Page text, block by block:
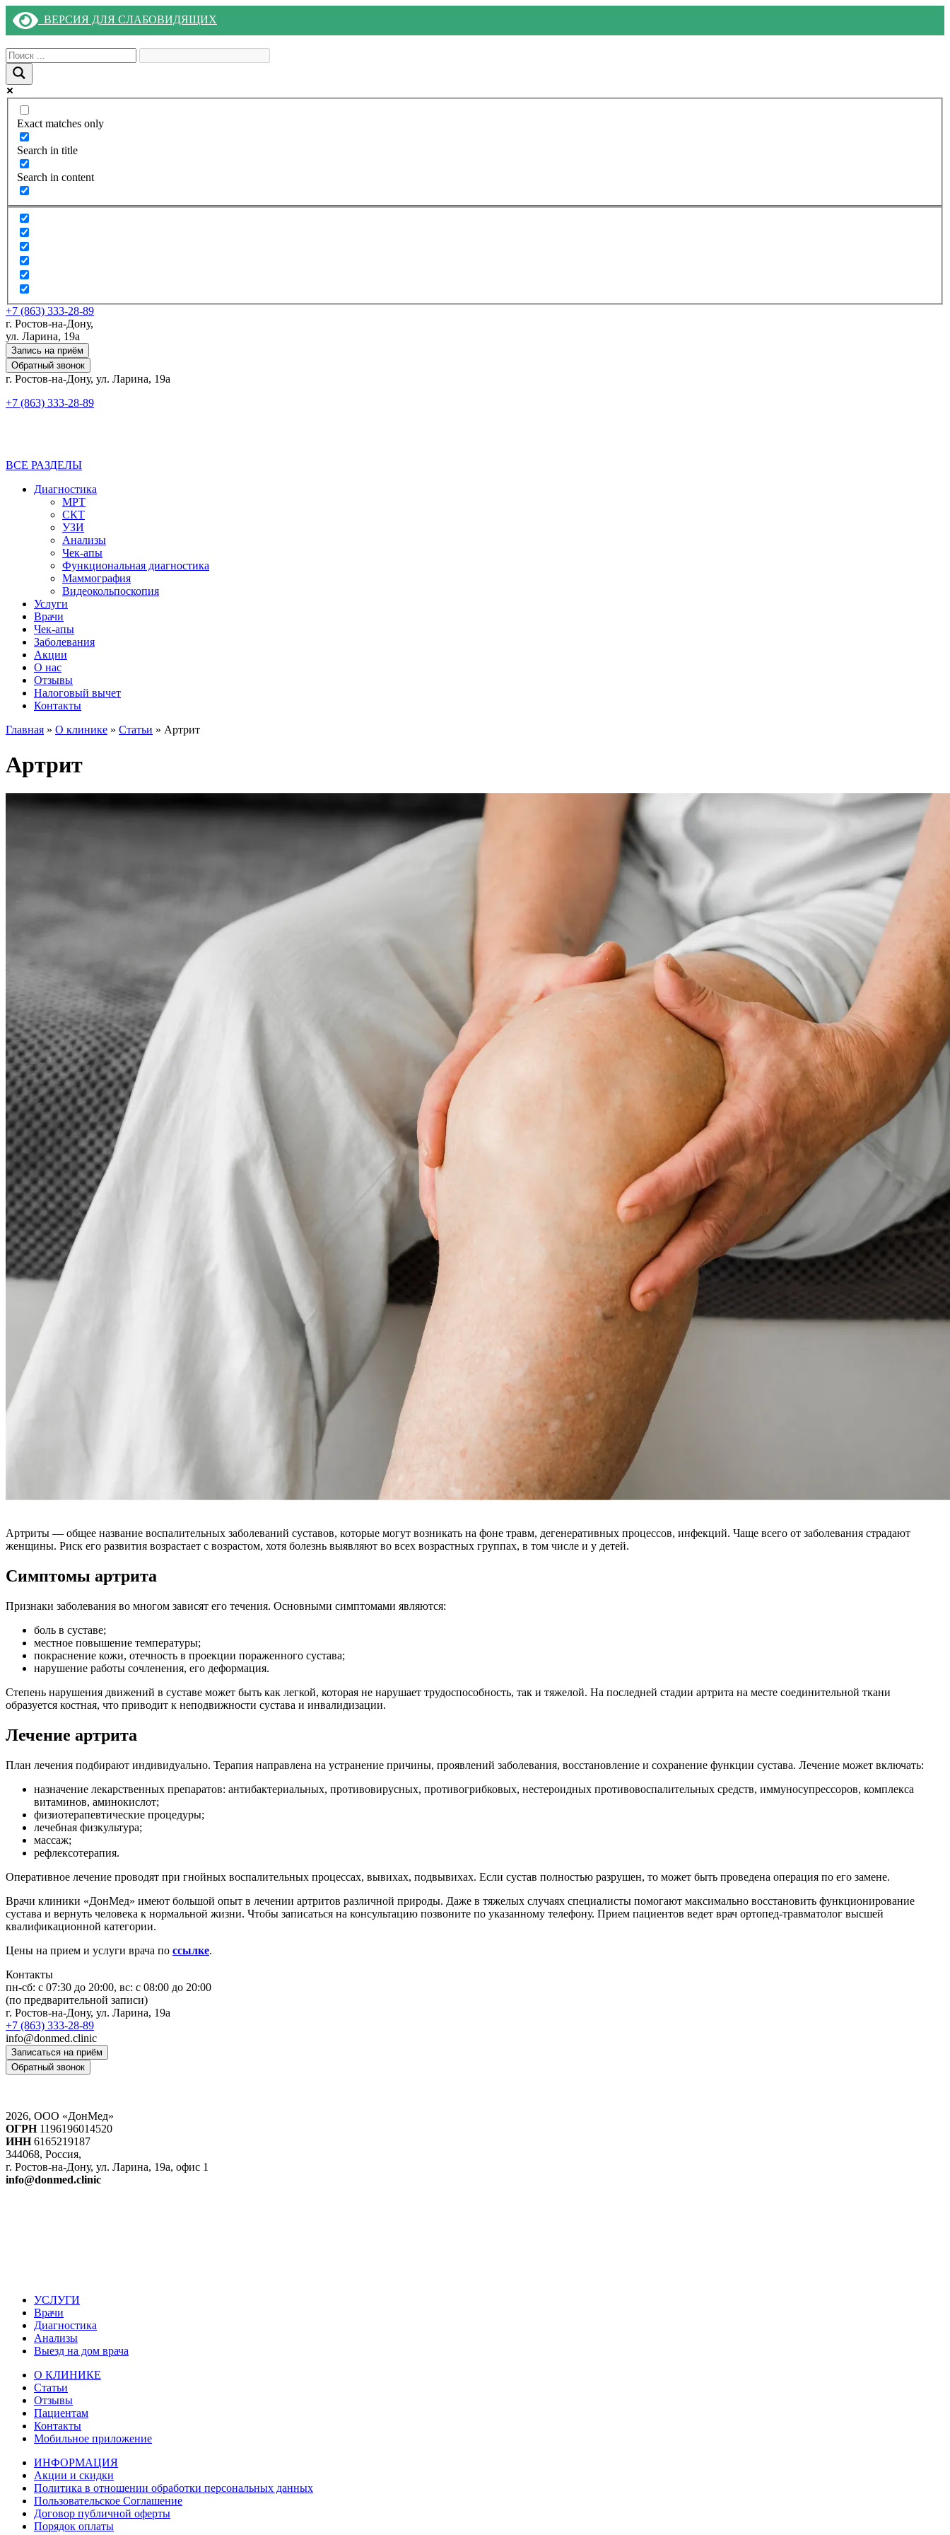
ВЕРСИЯ ДЛЯ СЛАБОВИДЯЩИХ
Exact matches only
Search in title
Search in content
+7 (863) 333-28-89
г. Ростов-на-Дону,
ул. Ларина, 19а
Запись на приём
Обратный звонок
г. Ростов-на-Дону, ул. Ларина, 19а
+7 (863) 333-28-89
ВСЕ РАЗДЕЛЫ
Диагностика
МРТ
СКТ
УЗИ
Анализы
Чек-апы
Функциональная диагностика
Маммография
Видеокольпоскопия
Услуги
Врачи
Чек-апы
Заболевания
Акции
О нас
Отзывы
Налоговый вычет
Контакты
Главная » О клинике » Статьи » Артрит
Артрит
Артриты — общее название воспалительных заболеваний суставов, которые могут возникать на фоне травм, дегенеративных процессов, инфекций. Чаще всего от заболевания страдают
женщины. Риск его развития возрастает с возрастом, хотя болезнь выявляют во всех возрастных группах, в том числе и у детей.
Симптомы артрита
Признаки заболевания во многом зависят его течения. Основными симптомами являются:
боль в суставе;
местное повышение температуры;
покраснение кожи, отечность в проекции пораженного сустава;
нарушение работы сочленения, его деформация.
Степень нарушения движений в суставе может быть как легкой, которая не нарушает трудоспособность, так и тяжелой. На последней стадии артрита на месте соединительной ткани
образуется костная, что приводит к неподвижности сустава и инвалидизации.
Лечение артрита
План лечения подбирают индивидуально. Терапия направлена на устранение причины, проявлений заболевания, восстановление и сохранение функции сустава. Лечение может включать:
назначение лекарственных препаратов: антибактериальных, противовирусных, противогрибковых, нестероидных противовоспалительных средств, иммуносупрессоров, комплекса
витаминов, аминокислот;
физиотерапевтические процедуры;
лечебная физкультура;
массаж;
рефлексотерапия.
Оперативное лечение проводят при гнойных воспалительных процессах, вывихах, подвывихах. Если сустав полностью разрушен, то может быть проведена операция по его замене.
Врачи клиники «ДонМед» имеют большой опыт в лечении артритов различной природы. Даже в тяжелых случаях специалисты помогают максимально восстановить функционирование
сустава и вернуть человека к нормальной жизни. Чтобы записаться на консультацию позвоните по указанному телефону. Прием пациентов ведет врач ортопед-травматолог высшей
квалификационной категории.
Цены на прием и услуги врача по ссылке.
Контакты
пн-сб: c 07:30 до 20:00, вс: с 08:00 до 20:00
(по предварительной записи)
г. Ростов-на-Дону, ул. Ларина, 19а
+7 (863) 333-28-89
info@donmed.clinic
Записаться на приём
Обратный звонок
2026, ООО «ДонМед»
ОГРН1196196014520
ИНН6165219187
344068, Россия,
г. Ростов-на-Дону, ул. Ларина, 19а, офис 1
info@donmed.clinic
УСЛУГИ
Врачи
Диагностика
Анализы
Выезд на дом врача
О КЛИНИКЕ
Статьи
Отзывы
Пациентам
Контакты
Мобильное приложение
ИНФОРМАЦИЯ
Акции и скидки
Политика в отношении обработки персональных данных
Пользовательское Соглашение
Договор публичной оферты
Порядок оплаты